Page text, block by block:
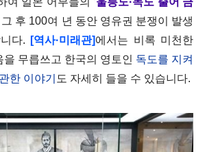
후 100여 년 동안 영유권 분쟁이 발생
다. [역사·미래관]에서는 비록 미천한
무릅쓰고 한국의 영토인 독도를 지켜
한 이야기 도 자세히 들을 수 있습니다.